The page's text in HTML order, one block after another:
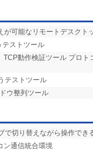
が可能なリモートデスクト
ストツール
動作検証ツール プロト
テストツール
ウ整列ツール
で切り替えながら操作でき
ン通信統合環境